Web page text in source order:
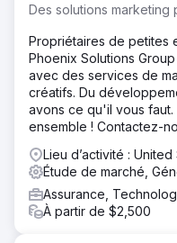
Vers la
Des solutions marketing
Propriétaires de petites
Phoenix Solutions
avec des services de
créatifs. Du
avons ce qu'il vous
ensemble ! Contactez-
Lieu d’activité : United
Étude de marché,
Assurance,
À partir de $2,500